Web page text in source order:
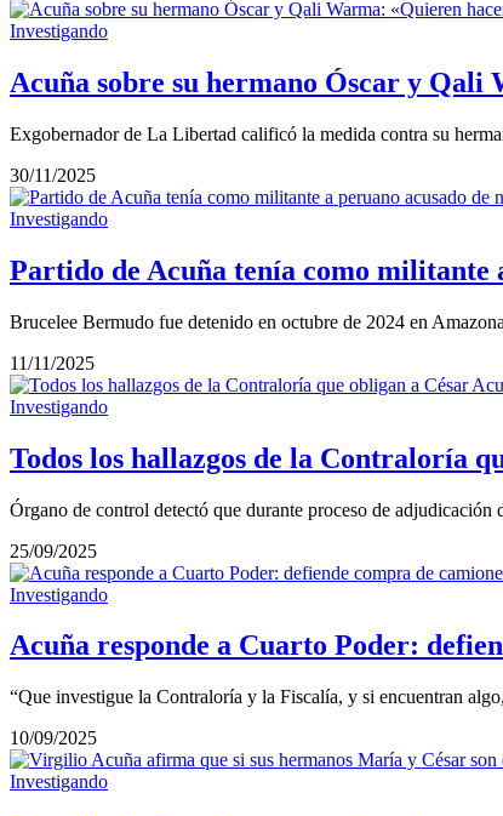
Investigando
Acuña sobre su hermano Óscar y Qali
Exgobernador de La Libertad calificó la medida contra su
30/11/2025
Investigando
Partido de Acuña tenía como militante
Brucelee Bermudo fue detenido en octubre de 2024 en
11/11/2025
Investigando
Todos los hallazgos de la Contraloría
Órgano de control detectó que durante proceso de
25/09/2025
Investigando
Acuña responde a Cuarto Poder:
“Que investigue la Contraloría y la Fiscalía, y si encuentran
10/09/2025
Investigando